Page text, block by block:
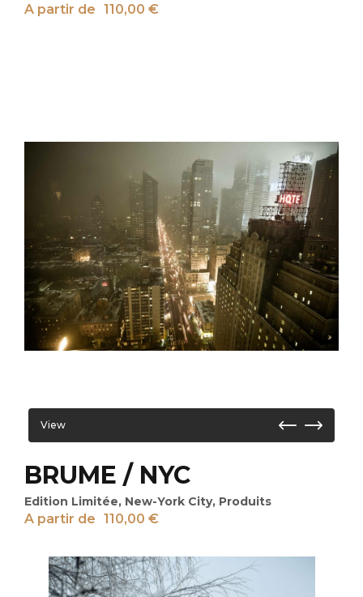
A partir de 110,00 €
View
BRUME / NYC
Edition Limitée, New-York City, Produits
A partir de 110,00 €